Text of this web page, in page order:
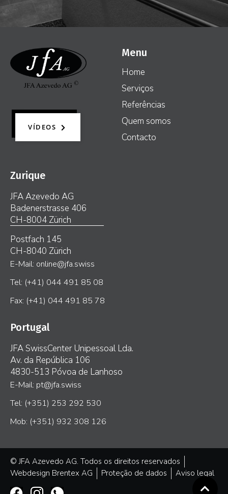
VÍDEOS
Menu
Home
Serviços
Referências
Quem somos
Contacto
Zurique
JFA Azevedo AG
Badenerstrasse 406
CH-8004 Zürich
Postfach 145
CH-8040 Zürich
E-Mail: online@jfa.swiss
Tel: (+41) 044 491 85 08
Fax: (+41) 044 491 85 78
Portugal
JFA SwissCenter Unipessoal Lda.
Av. da República 106
4830-513 Póvoa de Lanhoso
E-Mail: pt@jfa.swiss
Tel: (+351) 253 292 530
Mob: (+351) 932 308 126
© JFA Azevedo AG. Todos os direitos reservados
Webdesign Brentex AG
Proteção de dados Aviso legal